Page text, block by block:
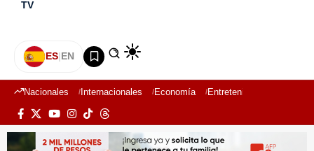
TV
ES|EN
Nacionales Internacionales Economía Entretenimiento